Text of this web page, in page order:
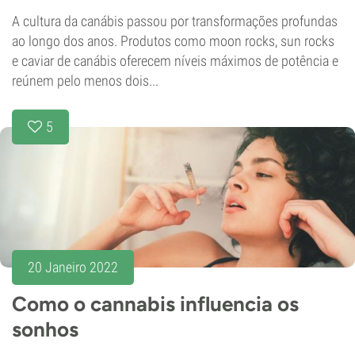
A cultura da canábis passou por transformações profundas
ao longo dos anos. Produtos como moon rocks, sun rocks
e caviar de canábis oferecem níveis máximos de potência e
reúnem pelo menos dois...
5
20 Janeiro 2022
Como o cannabis influencia os
sonhos